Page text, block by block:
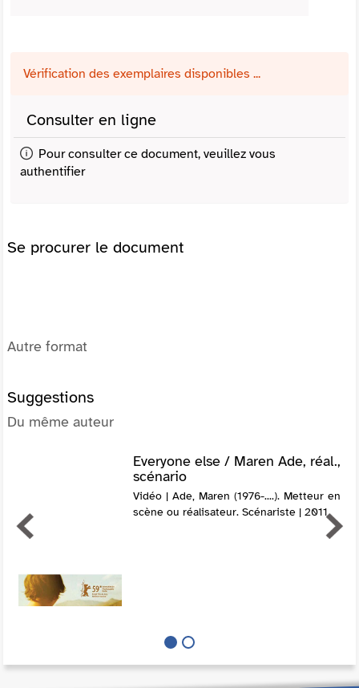
Vérification des exemplaires disponibles ...
Consulter en ligne
Pour consulter ce document, veuillez vous
authentifier
Se procurer le document
Autre format
Suggestions
Du même auteur
Everyone else / Maren Ade, réal.,
scénario
Vidéo | Ade, Maren (1976-....). Metteur en
scène ou réalisateur. Scénariste | 2011